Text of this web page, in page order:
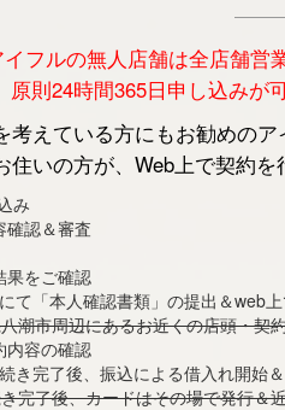
フルの無人店舗は全店舗営
則24時間365日申し込みが
えている方にもお勧めの
いの方が、Web上で契約を
み
確認＆審査
果をご確認
にて「本人確認書類」の提出＆web
潮市周辺にあるお近くの店頭・契
内容の確認
き完了後、振込による借入れ開始
完了後、カードはその場で発行＆